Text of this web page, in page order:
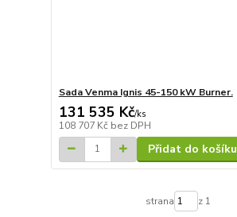
Sada Venma Ignis 45-150 kW Burner.
131 535 Kč/ks
108 707 Kč bez DPH
Přidat do košíku
strana z 1